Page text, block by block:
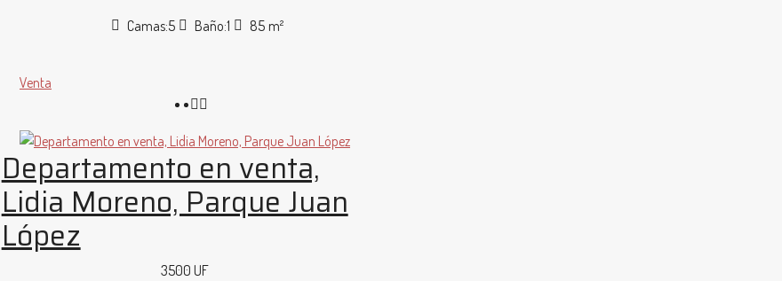
Camas:5 Baño:1 85 m²
Venta
Departamento en venta,
Lidia Moreno, Parque Juan
López
3500 UF